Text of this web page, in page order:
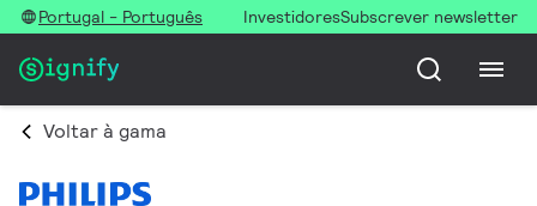
Portugal - Português InvestidoresSubscrever newsletter
Voltar à gama